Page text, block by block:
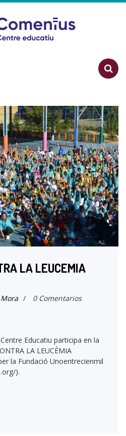
LA LEUCEMIA
/ 0 Comentarios
Educatiu participa en la
LA LEUCÈMIA
la Fundació Unoentrecienmil
).